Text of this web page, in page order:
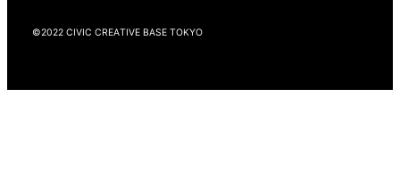
©2022 CIVIC CREATIVE BASE TOKYO